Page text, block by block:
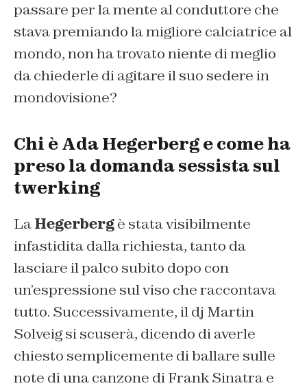
passare per la mente al conduttore che
stava premiando la migliore calciatrice al
mondo, non ha trovato niente di meglio
da chiederle di agitare il suo sedere in
mondovisione?
Chi è Ada Hegerberg e come ha
preso la domanda sessista sul
twerking
LaHegerbergè stata visibilmente
infastidita dalla richiesta, tanto da
lasciare il palco subito dopo con
un’espressione sul viso che raccontava
tutto. Successivamente, il dj Martin
Solveig si scuserà, dicendo di averle
chiesto semplicemente di ballare sulle
note di una canzone di Frank Sinatra e